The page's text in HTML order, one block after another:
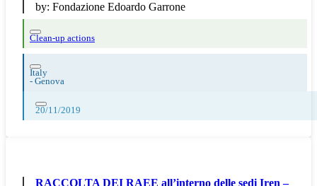
by: Fondazione Edoardo Garrone
Clean-up actions
Italy
- Genova
20/11/2019
RACCOLTA DEI RAEE all’interno delle sedi Iren –